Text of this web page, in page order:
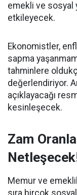
emekli ve sosyal
etkileyecek.
Ekonomistler,
sapma
tahminlere
değerlendiriyor.
açıklayacağı
kesinleşecek.
Zam
Memur ve
sıra birçok